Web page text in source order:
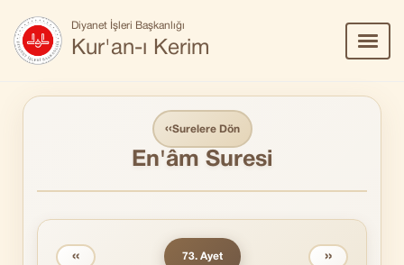
Diyanet İşleri Başkanlığı
Kur'an-ı Kerim
Aç/
‹‹Surelere Dön
En'âm Suresi
‹‹ 73. Ayet ››